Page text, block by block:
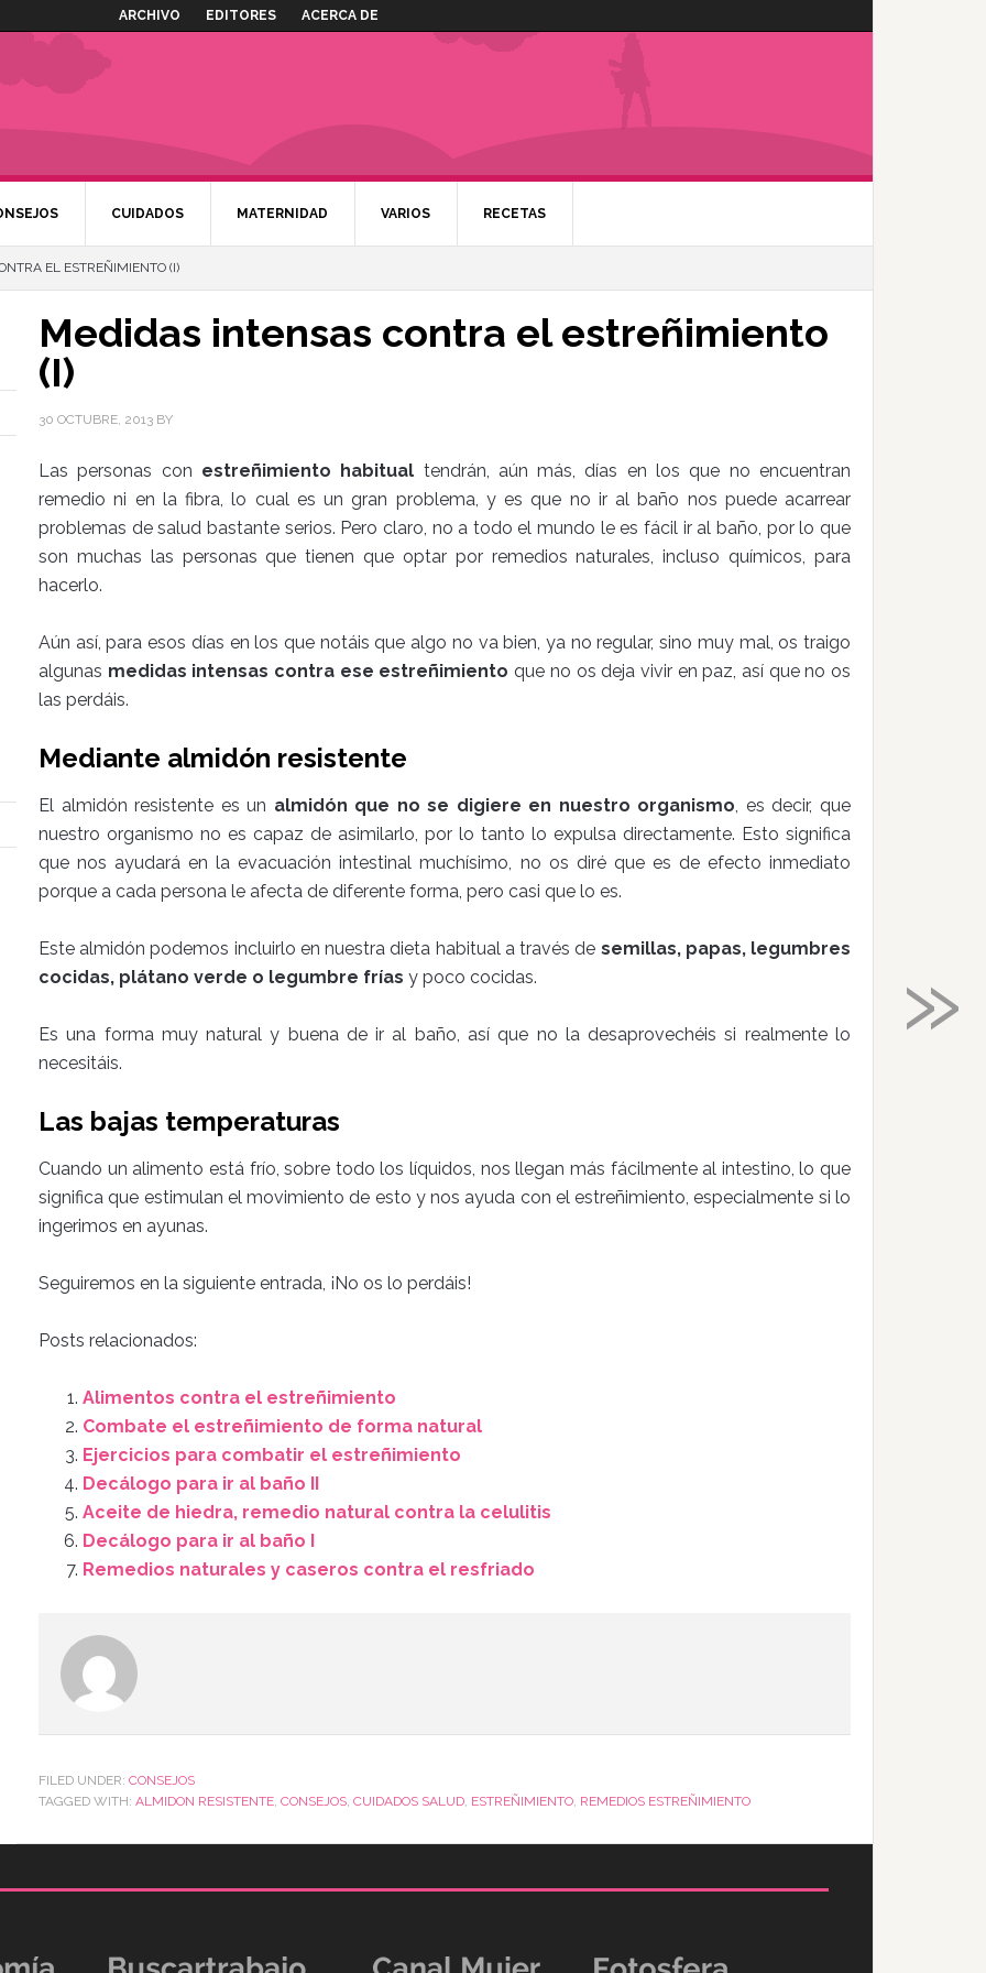
ARCHIVO EDITORES ACERCA DE
CUIDADOS MATERNIDAD VARIOS RECETAS
EL ESTREÑIMIENTO (I)
Medidas intensas contra el estreñimiento
(I)
30 OCTUBRE, 2013 BY
Las personas con estreñimiento habitual tendrán, aún más, días en los que no encuentran
remedio ni en la fibra, lo cual es un gran problema, y es que no ir al baño nos puede acarrear
problemas de salud bastante serios. Pero claro, no a todo el mundo le es fácil ir al baño, por lo que
son muchas las personas que tienen que optar por remedios naturales, incluso químicos, para
hacerlo.
Aún así, para esos días en los que notáis que algo no va bien, ya no regular, sino muy mal, os traigo
algunas medidas intensas contra ese estreñimiento que no os deja vivir en paz, así que no os
las perdáis.
Mediante almidón resistente
El almidón resistente es un almidón que no se digiere en nuestro organismo, es decir, que
nuestro organismo no es capaz de asimilarlo, por lo tanto lo expulsa directamente. Esto significa
que nos ayudará en la evacuación intestinal muchísimo, no os diré que es de efecto inmediato
porque a cada persona le afecta de diferente forma, pero casi que lo es.
Este almidón podemos incluirlo en nuestra dieta habitual a través de semillas, papas, legumbres
cocidas, plátano verde o legumbre frías y poco cocidas.
Es una forma muy natural y buena de ir al baño, así que no la desaprovechéis si realmente lo
necesitáis.
Las bajas temperaturas
Cuando un alimento está frío, sobre todo los líquidos, nos llegan más fácilmente al intestino, lo que
significa que estimulan el movimiento de esto y nos ayuda con el estreñimiento, especialmente si lo
ingerimos en ayunas.
Seguiremos en la siguiente entrada, ¡No os lo perdáis!
Posts relacionados:
Alimentos contra el estreñimiento
Combate el estreñimiento de forma natural
Ejercicios para combatir el estreñimiento
Decálogo para ir al baño II
Aceite de hiedra, remedio natural contra la celulitis
Decálogo para ir al baño I
Remedios naturales y caseros contra el resfriado
FILED UNDER: CONSEJOS
TAGGED WITH: ALMIDON RESISTENTE, CONSEJOS, CUIDADOS SALUD, ESTREÑIMIENTO, REMEDIOS ESTREÑIMIENTO
»